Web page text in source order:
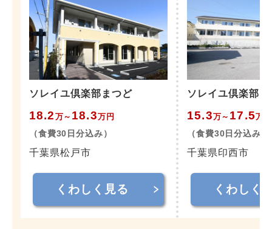
ソレイユ倶楽部まつど
18.2 万～ 18.3万円
（食費30日分込み）
千葉県松戸市
くわしく見る
ソレイユ倶楽部印
15.3万～ 17.5万円
（食費30日分込み）
千葉県印西市
くわしく